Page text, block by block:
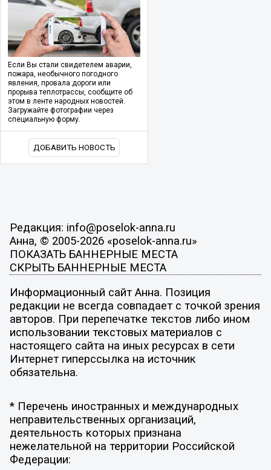
Если Вы стали свидетелем аварии,
пожара, необычного погодного
явления, провала дороги или
прорыва теплотрассы, сообщите об
этом в ленте народных новостей.
Загружайте фотографии через
специальную форму.
ДОБАВИТЬ НОВОСТЬ
Редакция: info@poselok-anna.ru
Анна, © 2005-2026 «poselok-anna.ru»
ПОКАЗАТЬ БАННЕРНЫЕ МЕСТА
СКРЫТЬ БАННЕРНЫЕ МЕСТА
Информационный сайт Анна. Позиция
редакции не всегда совпадает с точкой зрения
авторов. При перепечатке текстов либо ином
использовании текстовых материалов с
настоящего сайта на иных ресурсах в сети
Интернет гиперссылка на источник
обязательна.
* Перечень иностранных и международных
неправительственных организаций,
деятельность которых признана
нежелательной на территории Российской
Федерации: